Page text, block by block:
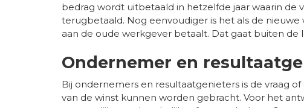
bedrag wordt uitbetaald in hetzelfde jaar waarin de
terugbetaald. Nog eenvoudiger is het als de
aan de oude werkgever betaalt. Dat gaat buiten de
Ondernemer en
Bij ondernemers en resultaatgenieters is de vraag
van de winst kunnen worden gebracht. Voor het